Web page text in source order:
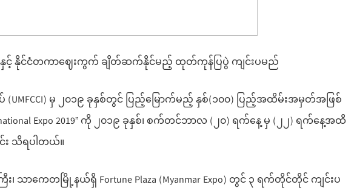
နှင့် နိုင်ငံတကာဈေးကွက် ချိတ်ဆက်နိုင်မည့် ထုတ်ကုန်ပြပွဲ ကျင်းပမည်
မှ ၂၀၁၉ ခုနှစ်တွင် ပြည့်မြောက်မည့် နှစ်(၁၀၀) ပြည့်အထိမ်းအမှတ်အဖြစ်
Expo 2019” ကို ၂၀၁၉ ခုနှစ်၊ စက်တင်ဘာလ (၂၀) ရက်နေ့ မှ (၂၂) ရက်နေ့အထိ
း သိရပါတယ်။
၊ သာကေတမြို့နယ်ရှိ Fortune Plaza (Myanmar Expo) တွင် ၃ ရက်တိုင်တိုင် ကျင်းပ